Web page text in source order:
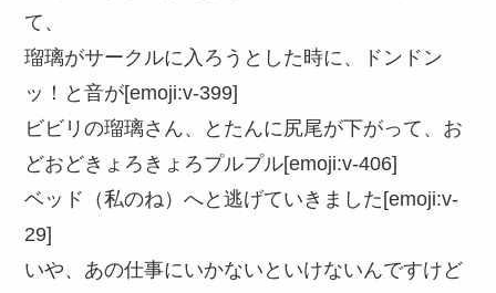
て、
瑠璃がサークルに入ろうとした時に、
ドンドン
ッ！ と音が[emoji:v-399]
ビビリの瑠璃さん、とたんに尻尾が下がって、お
どおどきょろきょろプルプル[emoji:v-406]
ベッド（私のね）へと逃げていきました[emoji:v-
29]
いや、あの仕事にいかないといけないんですけど